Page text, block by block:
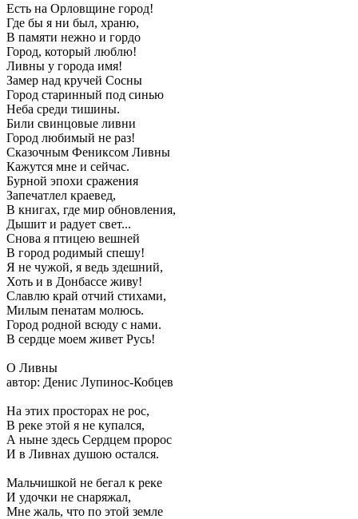
Есть на Орловщине город!
Где бы я ни был, храню,
В памяти нежно и гордо
Город, который люблю!
Ливны у города имя!
Замер над кручей Сосны
Город старинный под синью
Неба среди тишины.
Били свинцовые ливни
Город любимый не раз!
Сказочным Фениксом Ливны
Кажутся мне и сейчас.
Бурной эпохи сражения
Запечатлел краевед,
В книгах, где мир обновления,
Дышит и радует свет...
Снова я птицею вешней
В город родимый спешу!
Я не чужой, я ведь здешний,
Хоть и в Донбассе живу!
Славлю край отчий стихами,
Милым пенатам молюсь.
Город родной всюду с нами.
В сердце моем живет Русь!
О Ливны
автор: Денис Лупинос-Кобцев
На этих просторах не рос,
В реке этой я не купался,
А ныне здесь Сердцем пророс
И в Ливнах душою остался.
Мальчишкой не бегал к реке
И удочки не снаряжал,
Мне жаль, что по этой земле